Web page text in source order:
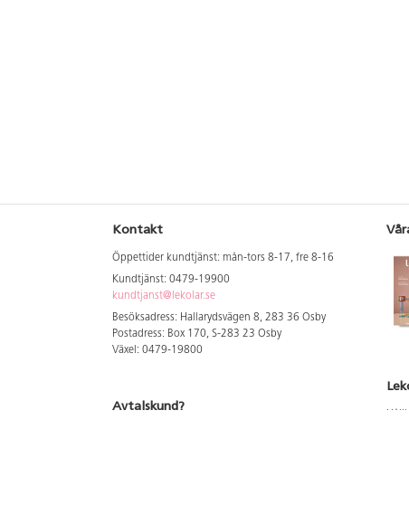
Kontakt
Öppettider kundtjänst: mån-tors 8-17, fre 8-16
Kundtjänst: 0479-19900
kundtjanst@lekolar.se
Besöksadress: Hallarydsvägen 8, 283 36 Osby
Postadress: Box 170, S-283 23 Osby
Växel: 0479-19800
Avtalskund?